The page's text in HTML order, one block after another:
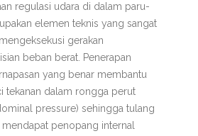
regulasi udara di dalam paru-
elemen teknis yang sangat
gerakan
beban berat. Penerapan
yang benar membantu
tekanan dalam rongga perut
pressure) sehingga tulang
penopang internal